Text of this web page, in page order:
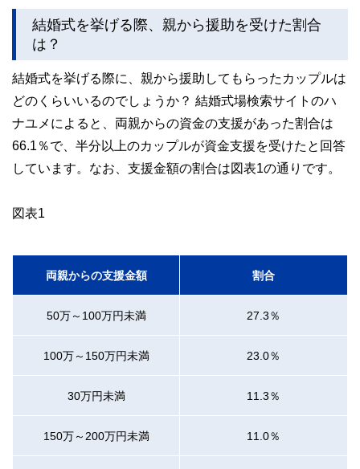
私たちは、快適でより良い生活のアイデアを提供するお金の
コンシェルジュを目指します。
結婚式を挙げる際、親から援助を受けた割合
は？
結婚式を挙げる際に、親から援助してもらったカップルは
どのくらいいるのでしょうか？ 結婚式場検索サイトのハ
ナユメによると、両親からの資金の支援があった割合は
66.1％で、半分以上のカップルが資金支援を受けたと回答
しています。なお、支援金額の割合は図表1の通りです。
図表1
両親からの支援金額 割合
50万～100万円未満 27.3％
100万～150万円未満 23.0％
30万円未満 11.3％
150万～200万円未満 11.0％